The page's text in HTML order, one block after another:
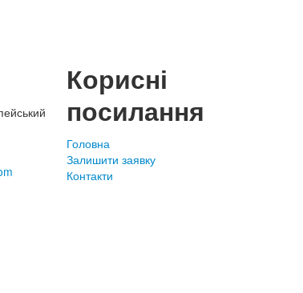
Корисні
посилання
Головна
Залишити заявку
Контакти